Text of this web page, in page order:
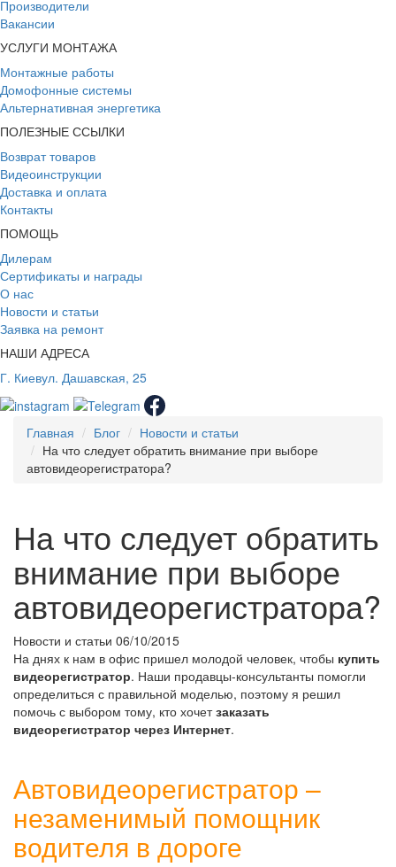
Производители
Вакансии
УСЛУГИ МОНТАЖА
Монтажные работы
Домофонные системы
Альтернативная энергетика
ПОЛЕЗНЫЕ ССЫЛКИ
Возврат товаров
Видеоинструкции
Доставка и оплата
Контакты
ПОМОЩЬ
Дилерам
Сертификаты и награды
О нас
Новости и статьи
Заявка на ремонт
НАШИ АДРЕСА
Г. Киевул. Дашавская, 25
Главная Блог
Новости и статьи
На что следует обратить внимание при выборе
автовидеорегистратора?
На что следует обратить
внимание при выборе
автовидеорегистратора?
Новости и статьи 06/10/2015
На днях к нам в офис пришел молодой человек, чтобы купить
видеорегистратор. Наши продавцы-консультанты помогли
определиться с правильной моделью, поэтому я решил
помочь с выбором тому, кто хочетзаказать
видеорегистратор через Интернет.
Автовидеорегистратор –
незаменимый помощник
водителя в дороге